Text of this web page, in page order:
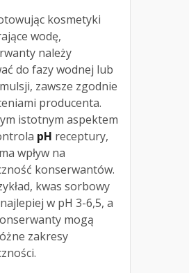
kosmetyki
wodę,
należy
do fazy wodnej lub
zawsze zgodnie
producenta.
istotnym aspektem
pH receptury,
wpływ na
konserwantów.
kwas sorbowy
w pH 3-6,5, a
mogą
zakresy